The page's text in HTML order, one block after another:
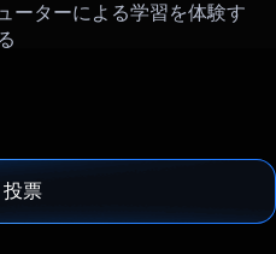
ーターによる学習を体験す
る
投票